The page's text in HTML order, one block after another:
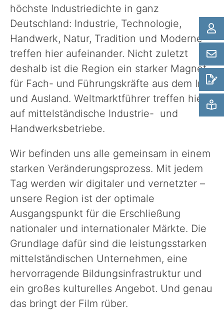
höchste Industriedichte in ganz
Deutschland: Industrie, Technologie,
Handwerk, Natur, Tradition und Moderne
treffen hier aufeinander. Nicht zuletzt
deshalb ist die Region ein starker Magnet
für Fach- und Führungskräfte aus dem In-
und Ausland. Weltmarktführer treffen hier
auf mittelständische Industrie- und
Handwerksbetriebe.
Wir befinden uns alle gemeinsam in einem
starken Veränderungsprozess. Mit jedem
Tag werden wir digitaler und vernetzter –
unsere Region ist der optimale
Ausgangspunkt für die Erschließung
nationaler und internationaler Märkte. Die
Grundlage dafür sind die leistungsstarken
mittelständischen Unternehmen, eine
hervorragende Bildungsinfrastruktur und
ein großes kulturelles Angebot. Und genau
das bringt der Film rüber.